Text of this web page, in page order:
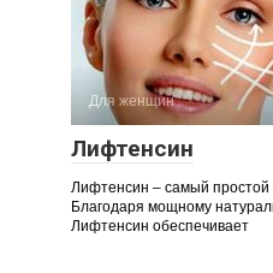
Для женщин
Лифтенсин
Лифтенсин – самый простой
Благодаря мощному
Лифтенсин обеспечивает